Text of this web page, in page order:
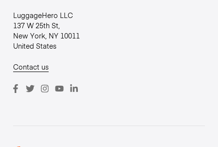
LuggageHero LLC
137 W 25th St,
New York, NY 10011
United States
Contact us